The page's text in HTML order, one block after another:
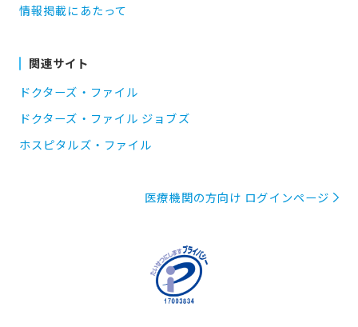
情報掲載にあたって
関連サイト
ドクターズ・ファイル
ドクターズ・ファイル ジョブズ
ホスピタルズ・ファイル
医療機関の方向け ログインページ